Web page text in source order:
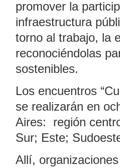
promover la
infraestructura
torno al trabajo, la
reconociéndolas
sostenibles.
Los encuentros
se realizarán en
Aires: región
Sur; Este;
Allí,